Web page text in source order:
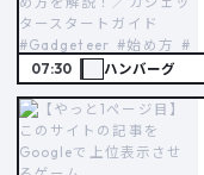
07:30 ハンバーグ